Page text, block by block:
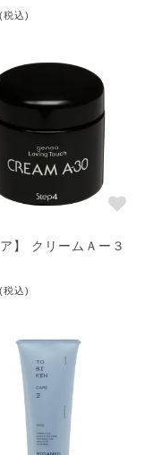
、皮内の水分が壊れた
。だから、痒みや刺激
です。 たしかに、
が潤って落ち着くので
などを使い続けていく
います。
は素洗いだけで十分で
税込)
ア】 クリームＡー３
税込)